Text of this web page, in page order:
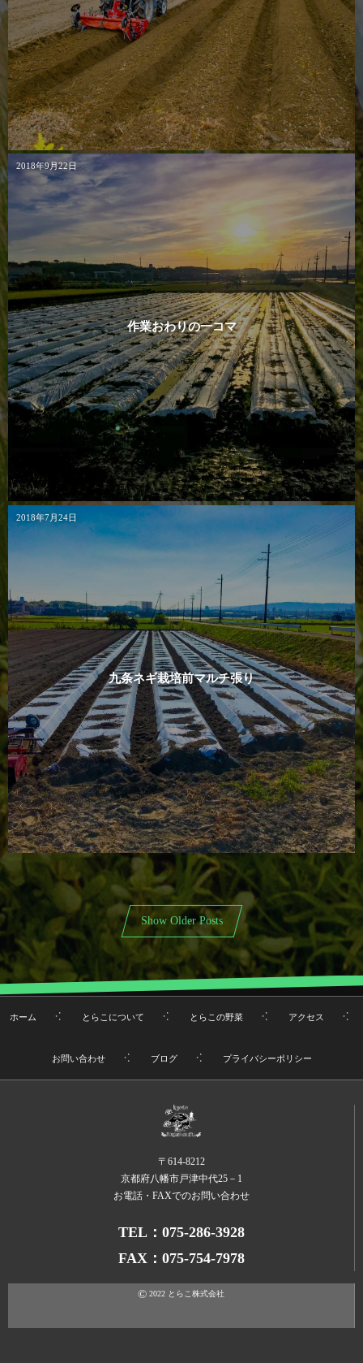
2018年9月22日
作業おわりの一コマ
2018年7月24日
九条ネギ栽培前マルチ張り
Show Older Posts
ホーム とらこについて とらこの野菜 アクセス
お問い合わせ ブログ プライバシーポリシー
〒614-8212
京都府八幡市戸津中代25－1
お電話・FAXでのお問い合わせ
TEL：075-286-3928
FAX：075-754-7978
© 2022 とらこ株式会社